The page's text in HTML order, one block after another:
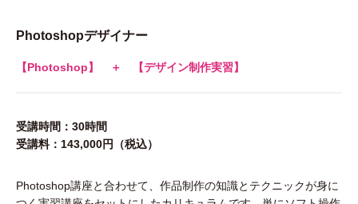
Photoshopデザイナー
【Photoshop】 ＋ 【デザイン制作実習】
受講時間：30時間
受講料：143,000円（税込）
Photoshop講座と合わせて、作品制作の知識とテクニックが身に